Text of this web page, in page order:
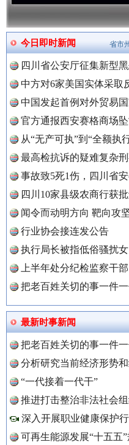
今日即时新闻
四川省公安厅征集新型
中方对6家美国实体采取
中国发起首例对外贸易
官方通报西安赛格商场
从“无产可执”到“全额执
最高检抗诉的疑难复杂
事故致5死1伤，四川省
四川10家县级农商行获
闻令而动明方向 靶向攻
行业协会接连发公告
执行局长被指低俗骚扰女
上半年处分纪检监察干部
把老百姓关切的事一件
最新时事新闻
把老百姓关切的事一件
分析研究当前经济形势
“一代接着一代干”
推进打击整治非法社会
深入开展职业健康保护
可再生能源发展“十五五”
省市
中国
中国
世界屋脊 天路
红船起航处 潮起